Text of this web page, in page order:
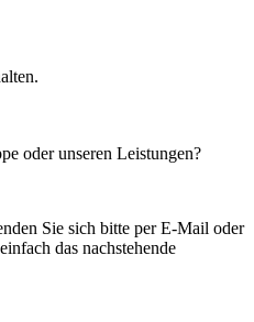
oder unseren Leistungen?
Sie sich bitte per E-Mail oder
das nachstehende